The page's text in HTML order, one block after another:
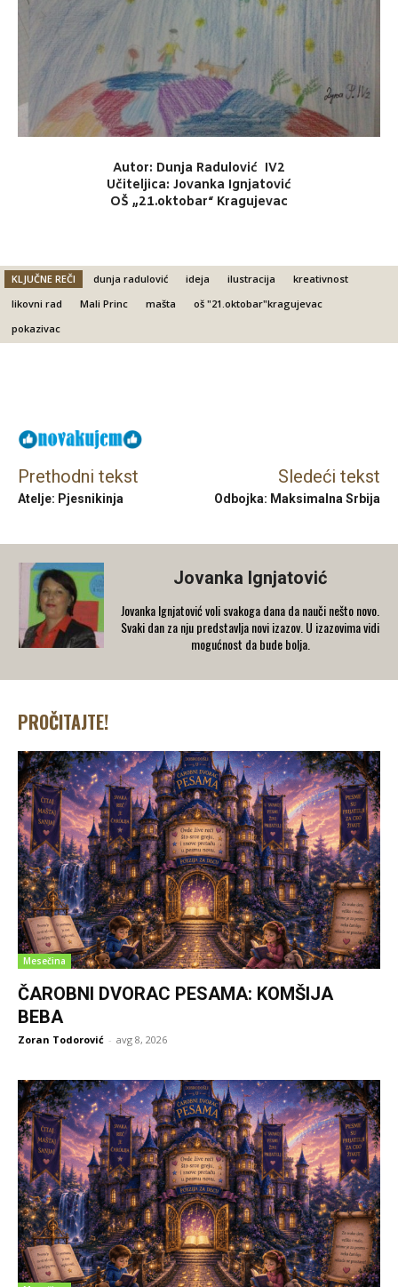
Autor: Dunja Radulović IV2
Učiteljica: Jovanka Ignjatović
OŠ „21.oktobar“ Kragujevac
KLJUČNE REČI dunja radulović ideja ilustracija
kreativnost
likovni rad
Mali Princ mašta
oš "21.oktobar"kragujevac
pokazivac
Prethodni tekst
Atelje: Pjesnikinja
Sledeći tekst
Odbojka: Maksimalna Srbija
Jovanka Ignjatović
Jovanka Ignjatović voli svakoga dana da nauči nešto novo.
Svaki dan za nju predstavlja novi izazov. U izazovima vidi
mogućnost da bude bolja.
PROČITAJTE!
Mesečina
ČAROBNI DVORAC PESAMA: KOMŠIJA
BEBA
Zoran Todorović - avg 8, 2026